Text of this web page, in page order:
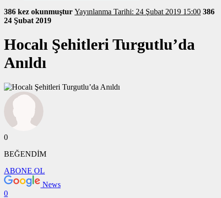
386 kez okunmuştur Yayınlanma Tarihi: 24 Şubat 2019 15:00 386
24 Şubat 2019
Hocalı Şehitleri Turgutlu’da
Anıldı
0
BEĞENDİM
ABONE OL
News
0